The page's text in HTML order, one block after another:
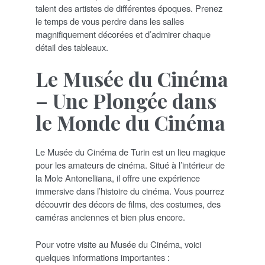
talent des artistes de différentes époques. Prenez
le temps de vous perdre dans les salles
magnifiquement décorées et d’admirer chaque
détail des tableaux.
Le Musée du Cinéma
– Une Plongée dans
le Monde du Cinéma
Le Musée du Cinéma de Turin est un lieu magique
pour les amateurs de cinéma. Situé à l’intérieur de
la Mole Antonelliana, il offre une expérience
immersive dans l’histoire du cinéma. Vous pourrez
découvrir des décors de films, des costumes, des
caméras anciennes et bien plus encore.
Pour votre visite au Musée du Cinéma, voici
quelques informations importantes :